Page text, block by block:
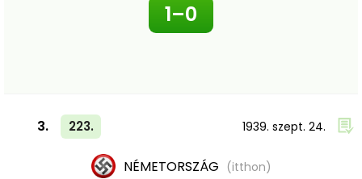
1–0
3. 223. 1939. szept. 24.
NÉMETORSZÁG (itthon)